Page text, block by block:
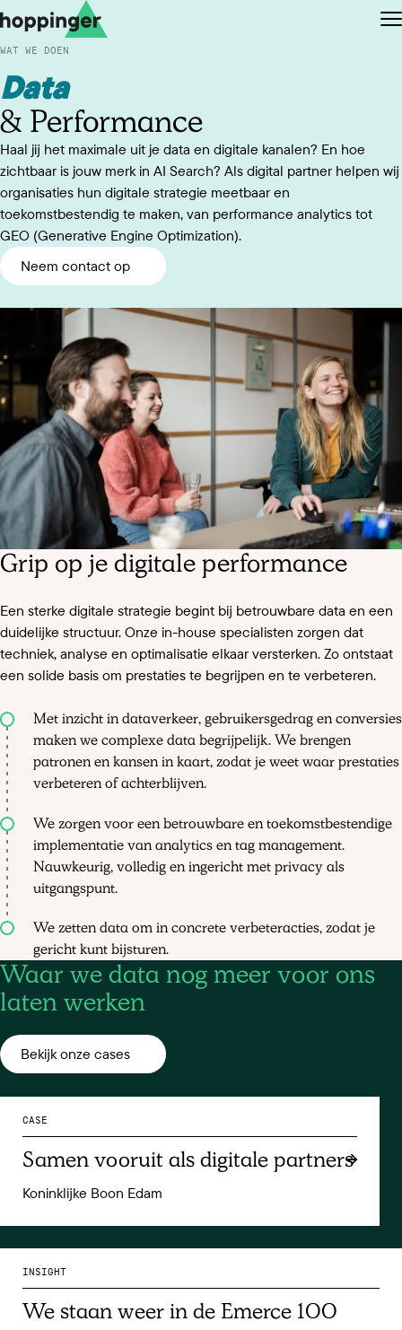
Ga naar de content
Ga naar de footer
EN NL
WAT WE DOEN
Data
& Performance
Haal jij het maximale uit je data en digitale kanalen? En hoe
zichtbaar is jouw merk in AI Search? Als digital partner helpen wij
organisaties hun digitale strategie meetbaar en
toekomstbestendig te maken, van performance analytics tot
GEO (Generative Engine Optimization).
Neem contact op
Grip op je digitale performance
Een sterke digitale strategie begint bij betrouwbare data en een
duidelijke structuur. Onze in-house specialisten zorgen dat
techniek, analyse en optimalisatie elkaar versterken. Zo ontstaat
een solide basis om prestaties te begrijpen en te verbeteren.
Met inzicht in dataverkeer, gebruikersgedrag en conversies
maken we complexe data begrijpelijk. We brengen
patronen en kansen in kaart, zodat je weet waar prestaties
verbeteren of achterblijven.
We zorgen voor een betrouwbare en toekomstbestendige
implementatie van analytics en tag management.
Nauwkeurig, volledig en ingericht met privacy als
uitgangspunt.
We zetten data om in concrete verbeteracties, zodat je
gericht kunt bijsturen.
Waar we data nog meer voor ons
laten werken
Bekijk onze cases
CASE
Samen vooruit als digitale partners
Koninklijke Boon Edam
INSIGHT
We staan weer in de Emerce 100